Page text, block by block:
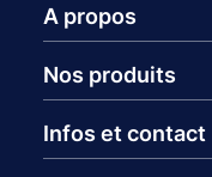
A propos
Nos produits
Infos et contact